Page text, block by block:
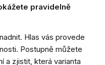
pravidelně
Hlas vás provede
Postupně můžete
a zjistit, která varianta